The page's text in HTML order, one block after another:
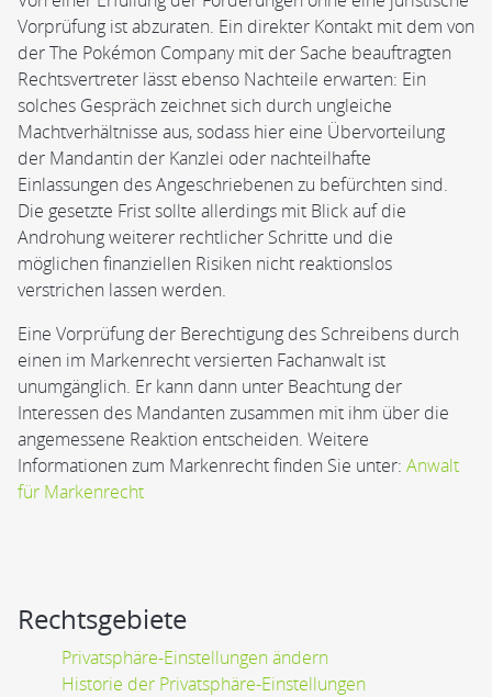
Vorprüfung ist abzuraten. Ein direkter Kontakt mit dem von
der The Pokémon Company mit der Sache beauftragten
Rechtsvertreter lässt ebenso Nachteile erwarten: Ein
solches Gespräch zeichnet sich durch ungleiche
Machtverhältnisse aus, sodass hier eine Übervorteilung
der Mandantin der Kanzlei oder nachteilhafte
Einlassungen des Angeschriebenen zu befürchten sind.
Die gesetzte Frist sollte allerdings mit Blick auf die
Androhung weiterer rechtlicher Schritte und die
möglichen finanziellen Risiken nicht reaktionslos
verstrichen lassen werden.
Eine Vorprüfung der Berechtigung des Schreibens durch
einen im Markenrecht versierten Fachanwalt ist
unumgänglich. Er kann dann unter Beachtung der
Interessen des Mandanten zusammen mit ihm über die
angemessene Reaktion entscheiden. Weitere
Informationen zum Markenrecht finden Sie unter: Anwalt
für Markenrecht
Rechtsgebiete
Privatsphäre-Einstellungen ändern
Historie der Privatsphäre-Einstellungen